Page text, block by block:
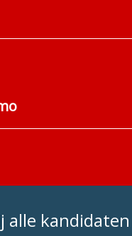
alle kandidaten